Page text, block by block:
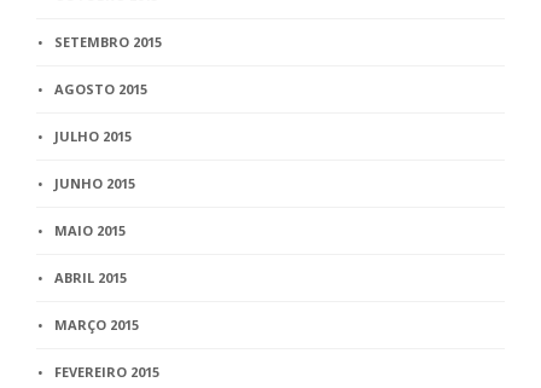
SETEMBRO 2015
AGOSTO 2015
JULHO 2015
JUNHO 2015
MAIO 2015
ABRIL 2015
MARÇO 2015
FEVEREIRO 2015